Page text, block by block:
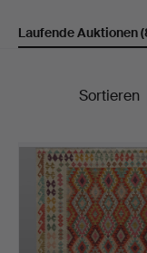
bei
Andersson
Nyköping
Laufende Auktionen
LaufendeSortieren